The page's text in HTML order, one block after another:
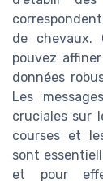
de chevaux.
pouvez
données
Les
cruciales sur
courses et
sont
et pour